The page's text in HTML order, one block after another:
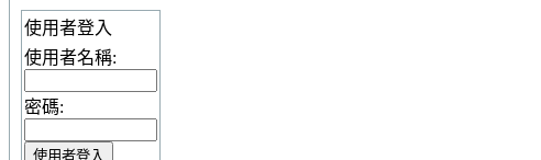
使用者登入
使用者名稱:
密碼: